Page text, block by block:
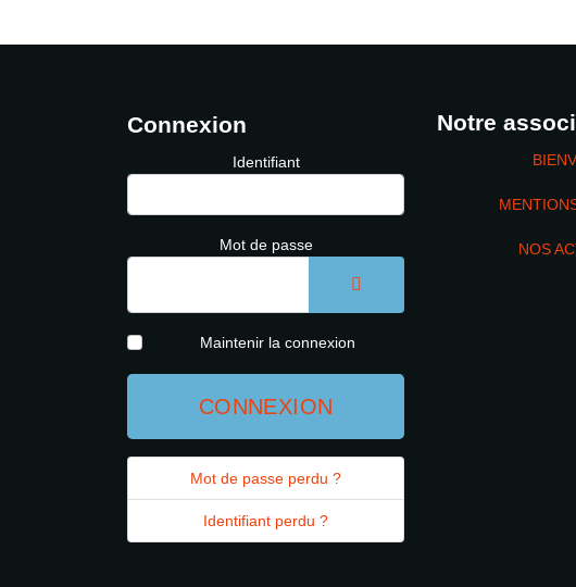
Connexion
Identifiant
Mot de passe
AFFICHER LE MOT DE
Maintenir la connexion
CONNEXION
Mot de passe perdu ?
Identifiant perdu ?
Notre
NOS